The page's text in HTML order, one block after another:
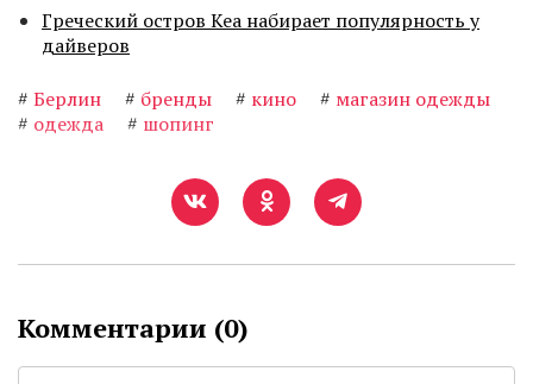
Греческий остров Кеа набирает популярность у
дайверов
# Берлин # бренды # кино # магазин одежды
# одежда # шопинг
Комментарии (0)